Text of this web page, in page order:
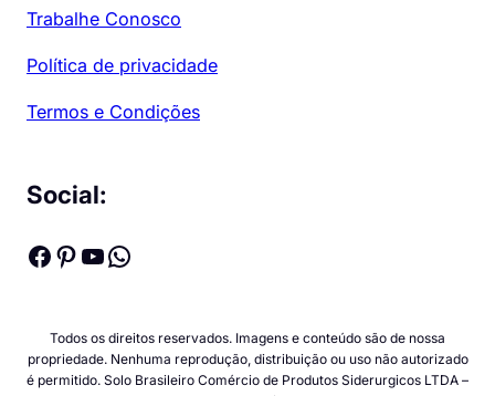
Trabalhe Conosco
Política de privacidade
Termos e Condições
Social:
Facebook Pinterest Youtube WhatsApp
Todos os direitos reservados. Imagens e conteúdo são de nossa
propriedade. Nenhuma reprodução, distribuição ou uso não autorizado
é permitido. Solo Brasileiro Comércio de Produtos Siderurgicos LTDA –